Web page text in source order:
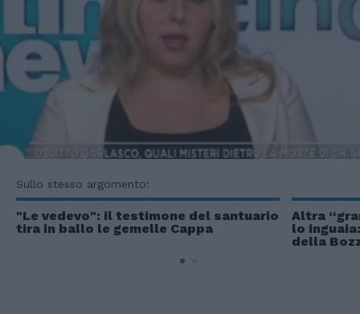
Sullo stesso argomento:
"Le vedevo": il testimone del santuario
tira in ballo le gemelle Cappa
Altra
lo
della